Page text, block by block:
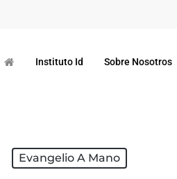
Instituto Id Sobre Nosotros
Evangelio A Mano